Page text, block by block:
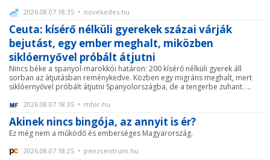
2026.08.07 18:35 • novekedes.hu
Ceuta: kísérő nélküli gyerekek százai várják
bejutást, egy ember meghalt, miközben
siklóernyővel próbált átjutni
Nincs béke a spanyol-marokkói határon: 200 kísérő nélküli gyerek áll
sorban az átjutásban reménykedve. Közben egy migráns meghalt, mert
siklóernyővel próbált átjutni Spanyolországba, de a tengerbe zuhant. ...
2026.08.07 18:35 • mfor.hu
Akinek nincs bingója, az annyit is ér?
Ez még nem a működő és emberséges Magyarország.
2026.08.07 18:25 • penzcentrum.hu